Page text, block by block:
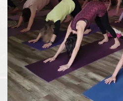
Espandi